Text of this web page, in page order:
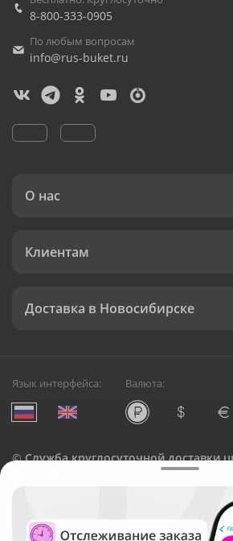
8-800-333-0905
По любым вопросам
info@rus-buket.ru
О нас
Клиентам
Доставка в Новосибирске
Язык интерфейса: Валюта:
©Служба круглосуточной доставки
Русский Букет, 2026
Общество с ограниченной
ОГРН: 1195476081745, ИНН: 5410081997